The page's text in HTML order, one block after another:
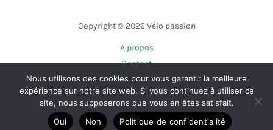
Copyright © 2026 Vélo passion
A propos
Contact
Plan du site
Mentions légales
Politique de confidentialité
Nous utilisons des cookies pour vous garantir la meilleure
expérience sur notre site web. Si vous continuez à utiliser ce
site, nous supposerons que vous en êtes satisfait.
Oui
Non Politique de confidentialité